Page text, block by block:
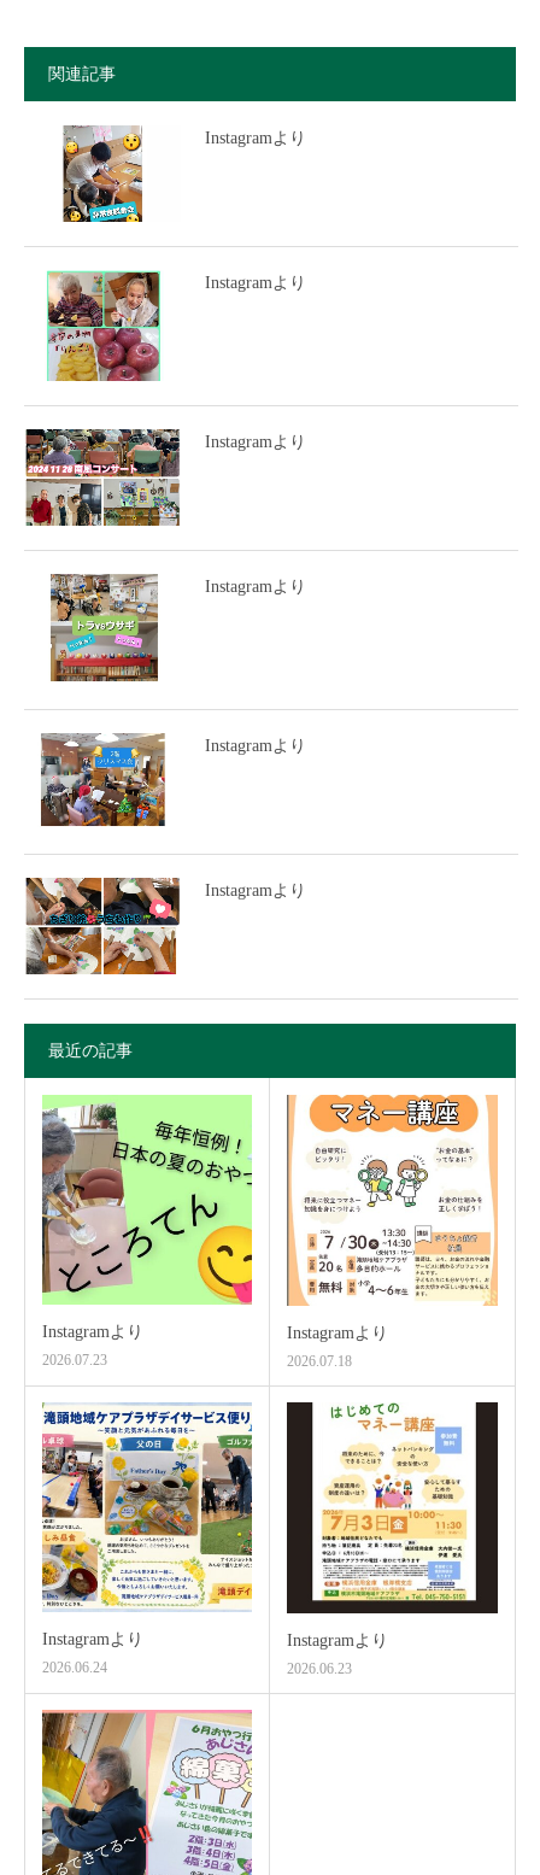
関連記事
Instagramより
Instagramより
Instagramより
Instagramより
Instagramより
Instagramより
最近の記事
Instagramより
2026.07.23
Instagramより
2026.07.18
Instagramより
2026.06.24
Instagramより
2026.06.23